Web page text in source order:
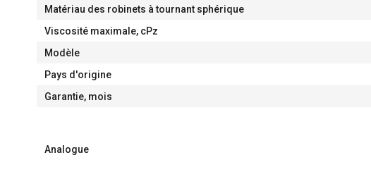
Matériau des robinets à tournant sphérique
Viscosité maximale, cPz
Modèle
Pays d'origine
Garantie, mois
Analogue